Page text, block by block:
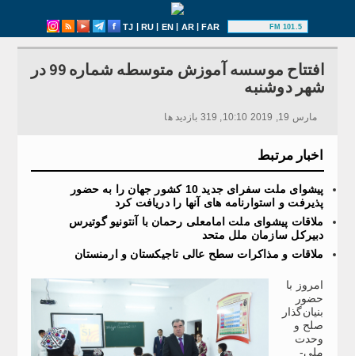
TJ | RU | EN | AR|FAR 101.5 FM
افتتاح موسسه آموزش متوسطه شماره 99 در
شهر دوشنبه
مارس 19, 2019 10:10, 319 بازدید ها
اخبار مرتبط
پیشوای ملت سفرای جدید 10 کشور جهان را به حضور
پذیرفت و استوارنامه های آنها را دریافت کرد
ملاقات پیشوای ملت امامعلی رحمان با آنتونیو گوتیرس
دبیرکل سازمان ملل متحد
ملاقات و مذاکرات سطح عالی تاجیکستان و ارمنستان
امروز با
حضور
بنیان‌گذار
صلح و
وحدت
ملی-